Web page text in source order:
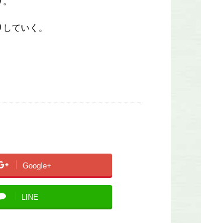
ていく。
Google+
LINE